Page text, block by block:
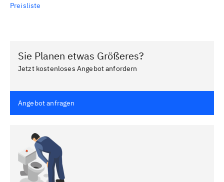
Preisliste
Sie Planen etwas Größeres?
Jetzt kostenloses Angebot anfordern
Angebot anfragen